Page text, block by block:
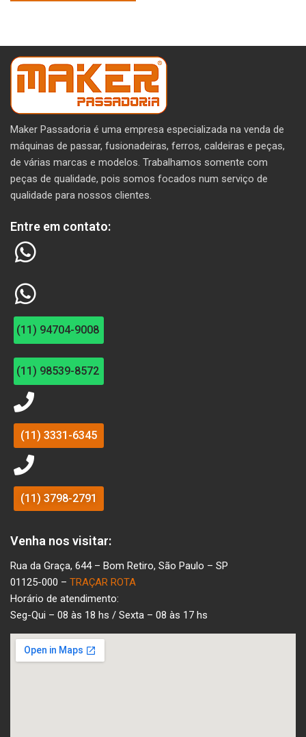
Maker Passadoria é uma empresa especializada na venda de
máquinas de passar, fusionadeiras, ferros, caldeiras e peças,
de várias marcas e modelos. Trabalhamos somente com
peças de qualidade, pois somos focados num serviço de
qualidade para nossos clientes.
Entre em contato:
(11) 94704-9008
(11) 98539-8572
(11) 3331-6345
(11) 3798-2791
Venha nos visitar:
Rua da Graça, 644 – Bom Retiro, São Paulo – SP
01125-000 – TRAÇAR ROTA
Horário de atendimento:
Seg-Qui – 08 às 18 hs / Sexta – 08 às 17 hs